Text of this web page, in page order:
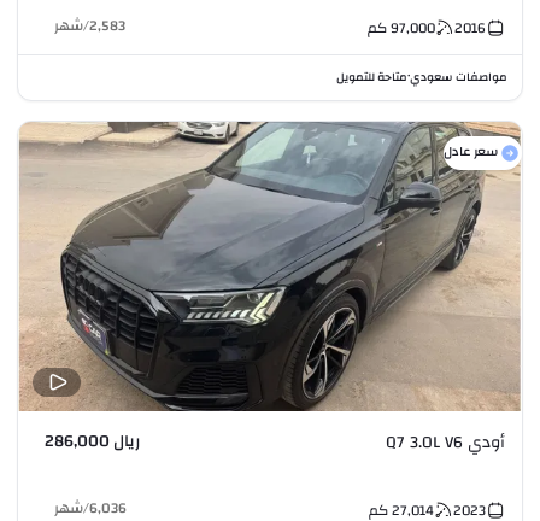
2016
97,000كم 2,583
/شهر
مواصفات سعودي•متاحة للتمويل
سعر عادل
أودي Q7 3.0L V6 ريال 286,000
2023
27,014كم 6,036
/شهر